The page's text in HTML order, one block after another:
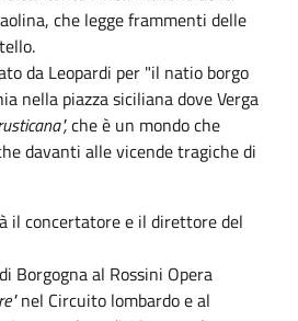
che legge frammenti delle
da Leopardi per "il natio borgo
nella piazza siciliana dove Verga
che è un mondo che
davanti alle vicende tragiche di
il concertatore e il direttore del
Borgogna al Rossini Opera
nel Circuito lombardo e al